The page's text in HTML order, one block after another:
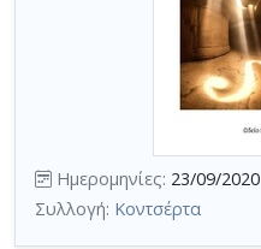
Ημερομηνίες: 23/09/2020
Συλλογή: Κοντσέρτα